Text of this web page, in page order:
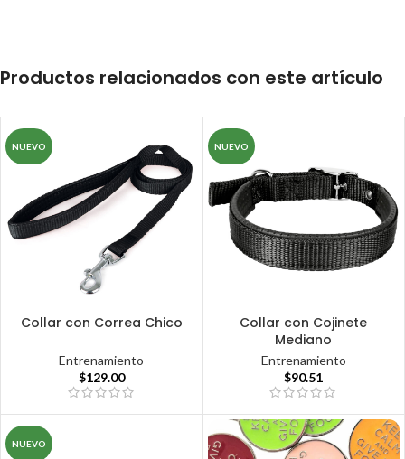
Productos relacionados con este artículo
NUEVO
Collar con Correa Chico
Entrenamiento
$129.00
NUEVO
Collar con Cojinete
Mediano
Entrenamiento
$90.51
NUEVO